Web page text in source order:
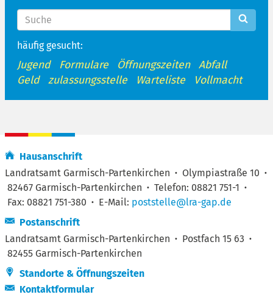
häufig gesucht:
Jugend Formulare Öffnungszeiten
Abfall
Geld
zulassungsstelle Warteliste Vollmacht
Hausanschrift
Landratsamt Garmisch-Partenkirchen · Olympiastraße 10 ·
82467 Garmisch-Partenkirchen · Telefon: 08821 751-1 ·
Fax: 08821 751-380 · E-Mail: poststelle@lra-gap.de
Postanschrift
Landratsamt Garmisch-Partenkirchen · Postfach 15 63 ·
82455 Garmisch-Partenkirchen
Standorte & Öffnungszeiten
Kontaktformular